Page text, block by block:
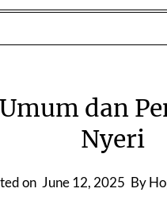
dan
Nyeri
on June 12, 2025 By